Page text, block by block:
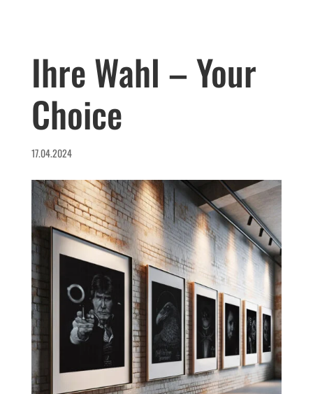
Ihre Wahl – Your
Choice
17.04.2024